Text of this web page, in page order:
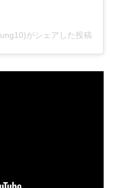
がシェアした投稿